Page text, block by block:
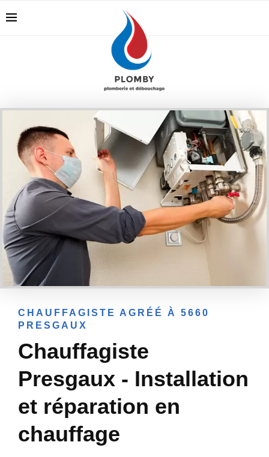
CHAUFFAGISTE AGRÉÉ À 5660
PRESGAUX
Chauffagiste
Presgaux - Installation
et réparation en
chauffage